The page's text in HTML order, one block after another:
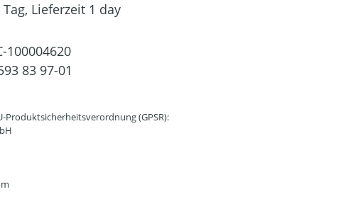
Lieferzeit 1 day
100004620
83 97-01
Produktsicherheitsverordnung (GPSR):